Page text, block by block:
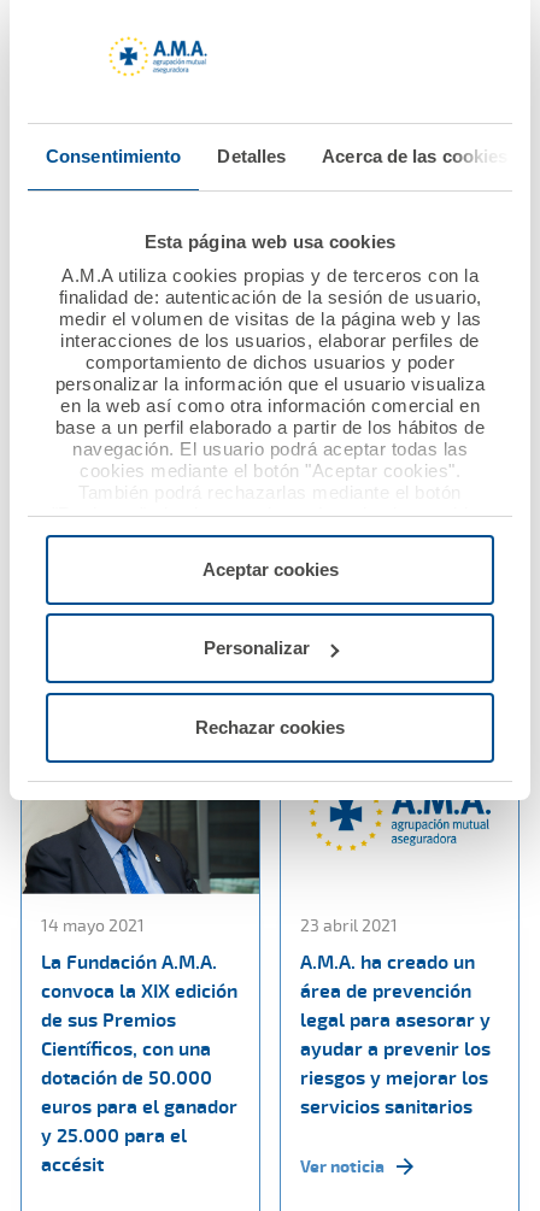
Consentimiento Detalles Acerca de las cookies
Esta página web usa cookies
A.M.A utiliza cookies propias y de terceros con la
finalidad de: autenticación de la sesión de usuario,
medir el volumen de visitas de la página web y las
interacciones de los usuarios, elaborar perfiles de
comportamiento de dichos usuarios y poder
personalizar la información que el usuario visualiza
en la web así como otra información comercial en
base a un perfil elaborado a partir de los hábitos de
navegación. El usuario podrá aceptar todas las
cookies mediante el botón "Aceptar cookies".
También podrá rechazarlas mediante el botón
"Rechazar", donde se rechazarán todas las cookies
menos las necesarias para permitir el acceso a los
configurarlas usando el botón “Personalizar".
Aceptar cookies
Personalizar
Rechazar cookies
colaboración entre
A.M.A. y el Colegio de
Ver noticia
60.000 euros
28 mayo 2021
A.M.A. aumenta su
hasta superar los 12
millones de euros
18 mayo 2021
Acuerdo de
Colegio de Enfermería
de Teruel y A.M.A.
14 mayo 2021
La Fundación A.M.A.
convoca la XIX edición
de sus Premios
Científicos, con una
dotación de 50.000
euros para el ganador
y 25.000 para el
accésit
23 abril 2021
A.M.A. ha creado un
área de prevención
legal para asesorar y
ayudar a prevenir los
riesgos y mejorar los
servicios sanitarios
Ver noticia